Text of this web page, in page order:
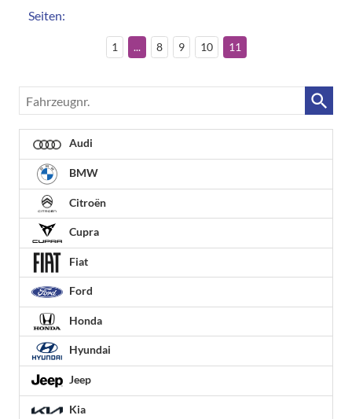
Seiten:
1 ... 8 9 10 11
Fahrzeugnr.
Audi
BMW
Citroën
Cupra
Fiat
Ford
Honda
Hyundai
Jeep
Kia